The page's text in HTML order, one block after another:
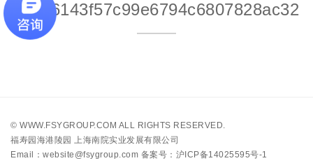
d5c46143f57c99e6794c6807828ac32
© WWW.FSYGROUP.COM ALL RIGHTS RESERVED.
福寿园海港陵园 上海南院实业发展有限公司
Email：website@fsygroup.com 备案号：沪ICP备14025595号-1